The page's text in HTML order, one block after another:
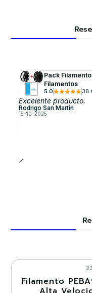
Pack
Filamentos
5.0
Excelente producto.
Rodrigo San Martin
15-10-2025
-30%
Filamento